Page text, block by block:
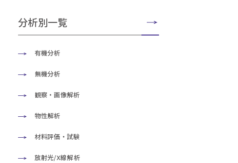
分析別一覧
有機分析
無機分析
観察・画像解析
物性解析
材料評価・試験
放射光/X線解析